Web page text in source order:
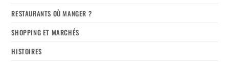
RESTAURANTS OÙ MANGER ?
SHOPPING ET MARCHÉS
HISTOIRES